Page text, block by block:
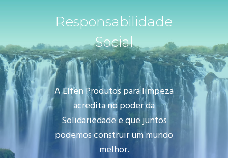
Responsabilidade
Social
A Elfen Produtos para limpeza
acredita no poder da
Solidariedade e que juntos
podemos construir um mundo
melhor.